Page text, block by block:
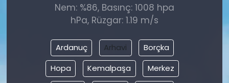
Nem: %86, Basınç: 1008 hpa
hPa, Rüzgar: 1.19 m/s
Ardanuç Arhavi
Borçka
Hopa
Kemalpaşa
Merkez